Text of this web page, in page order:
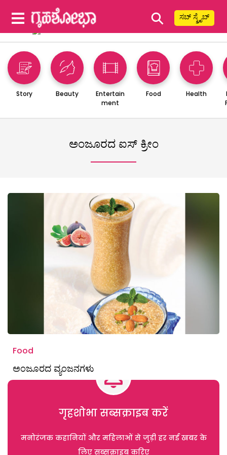
⚲ ಸಬ್ ಸ್ಕ್ರೈಬ್
Story Beauty
Entertain
ment
Food Health
ಅಂಜೂರದ ಐಸ್ ಕ್ರೀಂ
Food
ಅಂಜೂರದ ವ್ಯಂಜನಗಳು
गृहशोभा सब्सक्राइब करें
मनोरंजक कहानियों और महिलाओं से जुड़ी हर नई खबर के
लिए सब्सक्राइब करिए